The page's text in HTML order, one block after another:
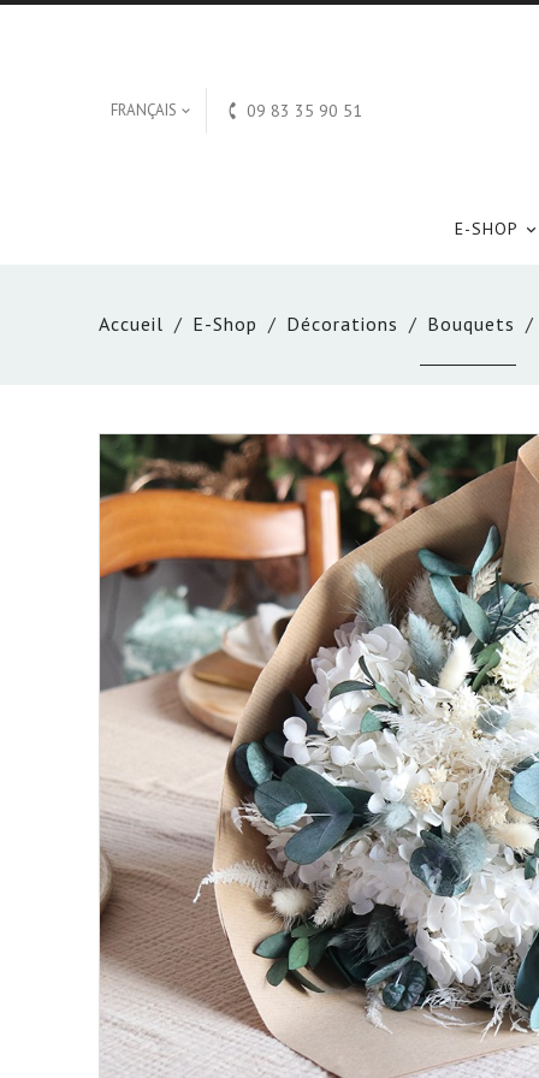
FRANÇAIS   09 83 35 90 51

E-SHOP
Accueil E-Shop Décorations Bouquets